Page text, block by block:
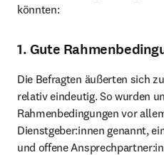
könnten:
1. Gute
Die Befragten äußerten sich
relativ eindeutig. So wurden
Rahmenbedingungen vor
Dienstgeber:innen genannt,
und offene